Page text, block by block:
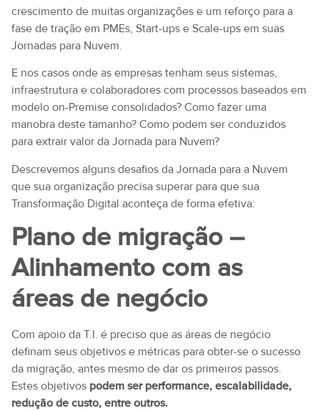
crescimento de muitas organizações e um reforço para a
fase de tração em PMEs, Start-ups e Scale-ups em suas
Jornadas para Nuvem.
E nos casos onde as empresas tenham seus sistemas,
infraestrutura e colaboradores com processos baseados em
modelo on-Premise consolidados? Como fazer uma
manobra deste tamanho? Como podem ser conduzidos
para extrair valor da Jornada para Nuvem?
Descrevemos alguns desafios da Jornada para a Nuvem
que sua organização precisa superar para que sua
Transformação Digital aconteça de forma efetiva:
Plano de migração –
Alinhamento com as
áreas de negócio
Com apoio da T.I. é preciso que as áreas de negócio
definam seus objetivos e métricas para obter-se o sucesso
da migração, antes mesmo de dar os primeiros passos.
Estes objetivos podem ser performance, escalabilidade,
redução de custo, entre outros.